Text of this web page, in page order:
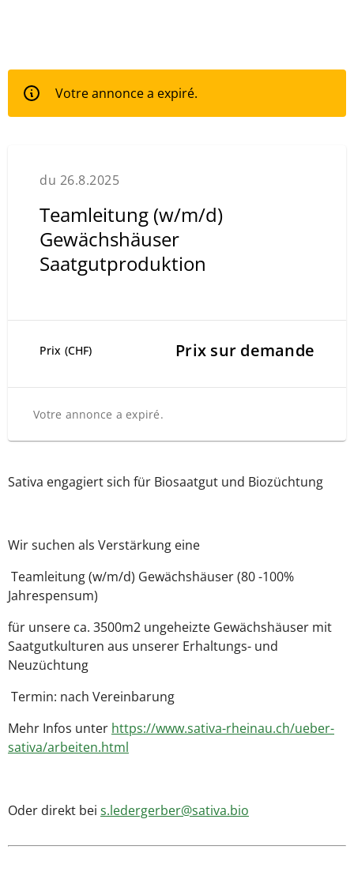
Votre annonce a expiré.
du 26.8.2025
Teamleitung (w/m/d)
Gewächshäuser
Saatgutproduktion
Prix (CHF) Prix sur demande
Votre annonce a expiré.
Sativa engagiert sich für Biosaatgut und Biozüchtung
Wir suchen als Verstärkung eine
Teamleitung (w/m/d) Gewächshäuser (80 -100%
Jahrespensum)
für unsere ca. 3500m2 ungeheizte Gewächshäuser mit
Saatgutkulturen aus unserer Erhaltungs- und
Neuzüchtung
Termin: nach Vereinbarung
Mehr Infos unter https://www.sativa-rheinau.ch/ueber-
sativa/arbeiten.html
Oder direkt bei s.ledergerber@sativa.bio